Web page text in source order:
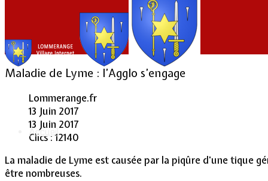
Accueil
Maladie de Lyme : l’Agglo s’engage
Lommerange.fr
13 Juin 2017
13 Juin 2017
Clics : 12140
La maladie de Lyme est causée par la piqûre d'une tique
être nombreuses.